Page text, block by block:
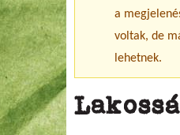
a
voltak, de
lehetnek.